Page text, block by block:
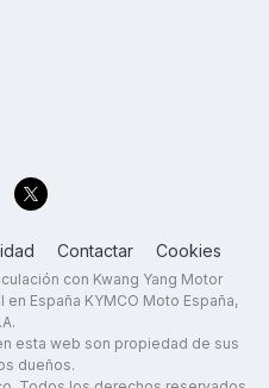
Contactar Cookies
con Kwang Yang Motor
España KYMCO Moto España,
esta web son propiedad de sus
dueños.